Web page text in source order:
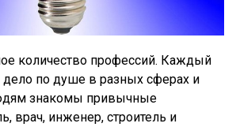
количество профессий. Каждый
дело по душе в разных сферах и
знакомы привычные
врач, инженер, строитель и